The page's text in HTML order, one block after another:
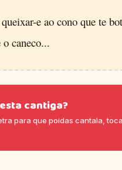
e ao cono que te
caneco...
cantiga?
para que poidas cantala,